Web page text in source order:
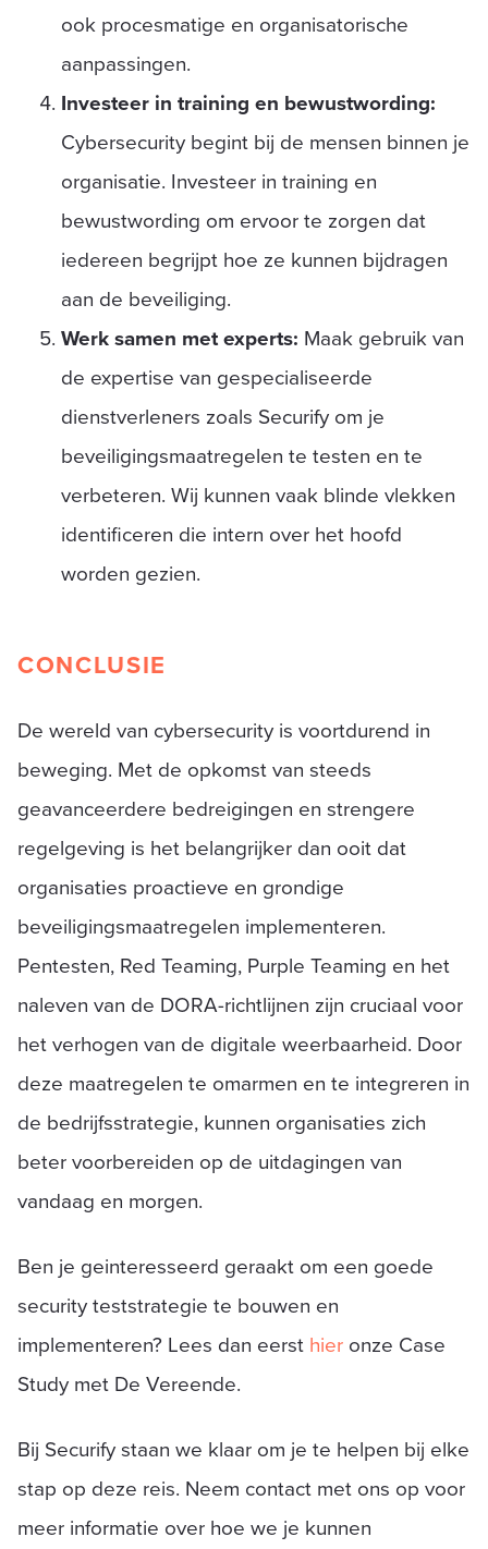
ook procesmatige en organisatorische
aanpassingen.
Investeer in training en bewustwording:
Cybersecurity begint bij de mensen binnen je
organisatie. Investeer in training en
bewustwording om ervoor te zorgen dat
iedereen begrijpt hoe ze kunnen bijdragen
aan de beveiliging.
Werk samen met experts: Maak gebruik van
de expertise van gespecialiseerde
dienstverleners zoals Securify om je
beveiligingsmaatregelen te testen en te
verbeteren. Wij kunnen vaak blinde vlekken
identificeren die intern over het hoofd
worden gezien.
CONCLUSIE
De wereld van cybersecurity is voortdurend in
beweging. Met de opkomst van steeds
geavanceerdere bedreigingen en strengere
regelgeving is het belangrijker dan ooit dat
organisaties proactieve en grondige
beveiligingsmaatregelen implementeren.
Pentesten, Red Teaming, Purple Teaming en het
naleven van de DORA-richtlijnen zijn cruciaal voor
het verhogen van de digitale weerbaarheid. Door
deze maatregelen te omarmen en te integreren in
de bedrijfsstrategie, kunnen organisaties zich
beter voorbereiden op de uitdagingen van
vandaag en morgen.
Ben je geinteresseerd geraakt om een goede
security teststrategie te bouwen en
implementeren? Lees dan eerst hier onze Case
Study met De Vereende.
Bij Securify staan we klaar om je te helpen bij elke
stap op deze reis. Neem contact met ons op voor
meer informatie over hoe we je kunnen